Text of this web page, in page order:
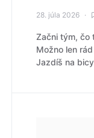
28. júla 2026
Začni tým, čo
Možno len
Jazdíš na